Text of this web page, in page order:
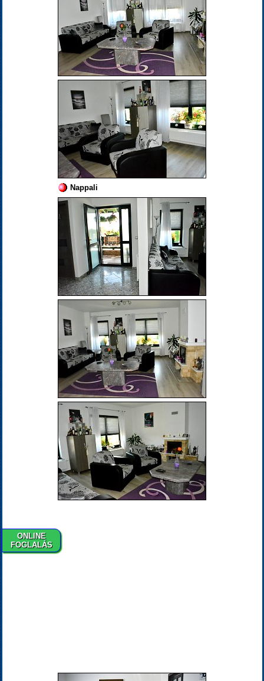
ONLINE
FOGLALÁS
Nappali